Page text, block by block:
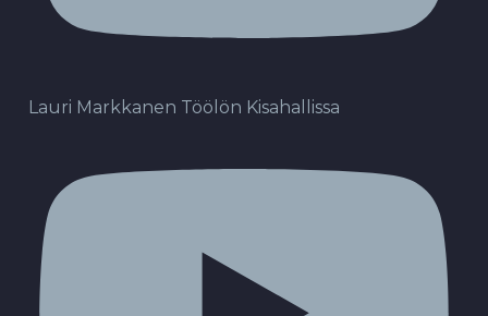
Lauri Markkanen Töölön Kisahallissa